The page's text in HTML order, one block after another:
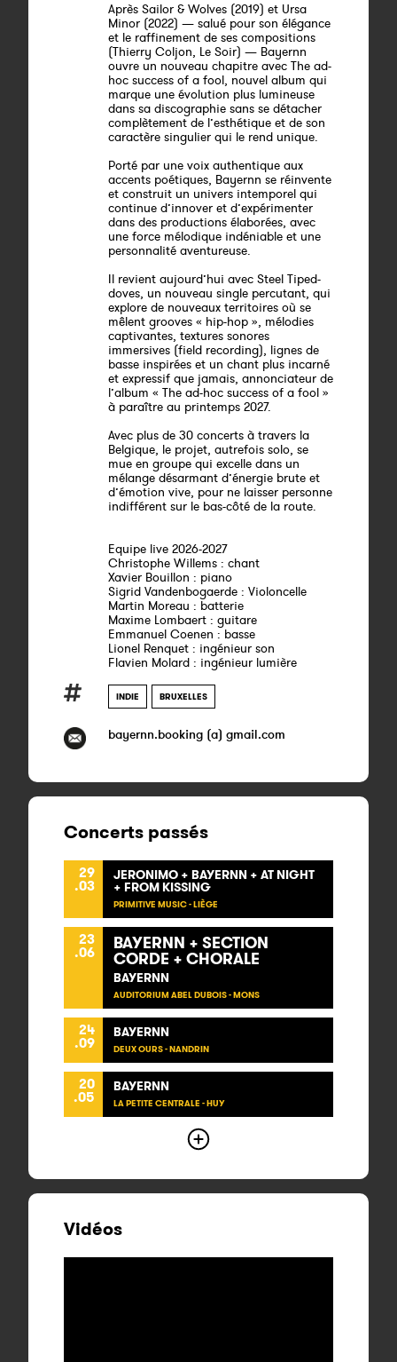
Après Sailor & Wolves (2019) et Ursa
Minor (2022) — salué pour son élégance
et le raffinement de ses compositions
(Thierry Coljon, Le Soir) — Bayernn
ouvre un nouveau chapitre avec The ad-
hoc success of a fool, nouvel album qui
marque une évolution plus lumineuse
dans sa discographie sans se détacher
complètement de l’esthétique et de son
caractère singulier qui le rend unique.
Porté par une voix authentique aux
accents poétiques, Bayernn se réinvente
et construit un univers intemporel qui
continue d’innover et d’expérimenter
dans des productions élaborées, avec
une force mélodique indéniable et une
personnalité aventureuse.
Il revient aujourd’hui avec Steel Tiped-
doves, un nouveau single percutant, qui
explore de nouveaux territoires où se
mêlent grooves « hip-hop », mélodies
captivantes, textures sonores
immersives (field recording), lignes de
basse inspirées et un chant plus incarné
et expressif que jamais, annonciateur de
l’album « The ad-hoc success of a fool »
à paraître au printemps 2027.
Avec plus de 30 concerts à travers la
Belgique, le projet, autrefois solo, se
mue en groupe qui excelle dans un
mélange désarmant d’énergie brute et
d’émotion vive, pour ne laisser personne
indifférent sur le bas-côté de la route.
Equipe live 2026-2027
Christophe Willems : chant
Xavier Bouillon : piano
Sigrid Vandenbogaerde : Violoncelle
Martin Moreau : batterie
Maxime Lombaert : guitare
Emmanuel Coenen : basse
Lionel Renquet : ingénieur son
Flavien Molard : ingénieur lumière
INDIE BRUXELLES
bayernn.booking (a) gmail.com
Concerts passés
29
.03
JERONIMO + BAYERNN + AT NIGHT
+ FROM KISSING
PRIMITIVE MUSIC - LIÈGE
23
.06 BAYERNN + SECTION
CORDE + CHORALE
BAYERNN
AUDITORIUM ABEL DUBOIS - MONS
24
.09
BAYERNN
DEUX OURS - NANDRIN
20
.05
BAYERNN
LA PETITE CENTRALE - HUY
Vidéos